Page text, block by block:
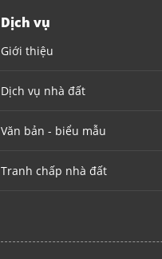
Dịch vụ
Giới thiệu
Dịch vụ nhà đất
Văn bản - biểu mẫu
Tranh chấp nhà đất